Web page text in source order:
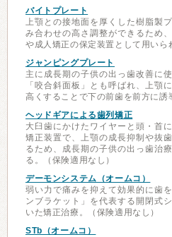
バイトプレート
上顎との接地面を厚くした樹脂製
み合わせの高さ調整ができるため
や成人矯正の保定装置として用いら
ジャンピングプレート
主に成長期の子供の出っ歯改善に
「咬合斜面板」とも呼ばれ、上顎
高くすることで下の前歯を前方に誘
ヘッドギアによる歯列矯正
大臼歯にかけたワイヤーと頭・首
矯正装置で、上顎の成長抑制や抜
るため、成長期の子供の出っ歯治
る。（保険適用なし）
デーモンシステム（オームコ）
弱い力で痛みを抑えて効果的に歯
ンブラケット」を代表する開閉式
いた矯正治療。（保険適用なし）
STb（オームコ）